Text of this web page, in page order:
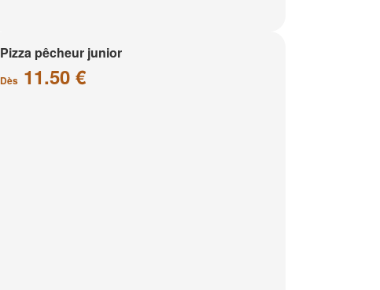
Pizza pêcheur junior
Dès 11.50 €